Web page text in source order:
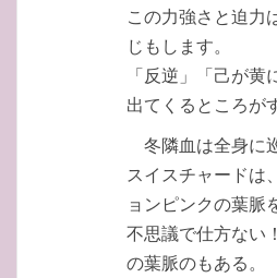
この力強さと迫力
じもします。
「反逆」「己が
出てくるところが
冬隣血は全身に
スイスチャードは
ョンピンクの葉脈
不思議で仕方ない
の葉脈のもある。